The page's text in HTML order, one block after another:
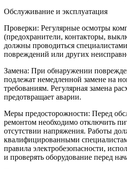
Обслуживание и эксплуатация
Проверки: Регулярные осмотры
(предохранители, контакторы,
должны проводиться
повреждений или других
Замена: При обнаружении
подлежат немедленной замене на
требованиям. Регулярная замена
предотвращает аварии.
Меры предосторожности: Перед
ремонтом необходимо отключить
отсутствии напряжения. Работы
квалифицированными
правила электробезопасности,
и проверять оборудование перед